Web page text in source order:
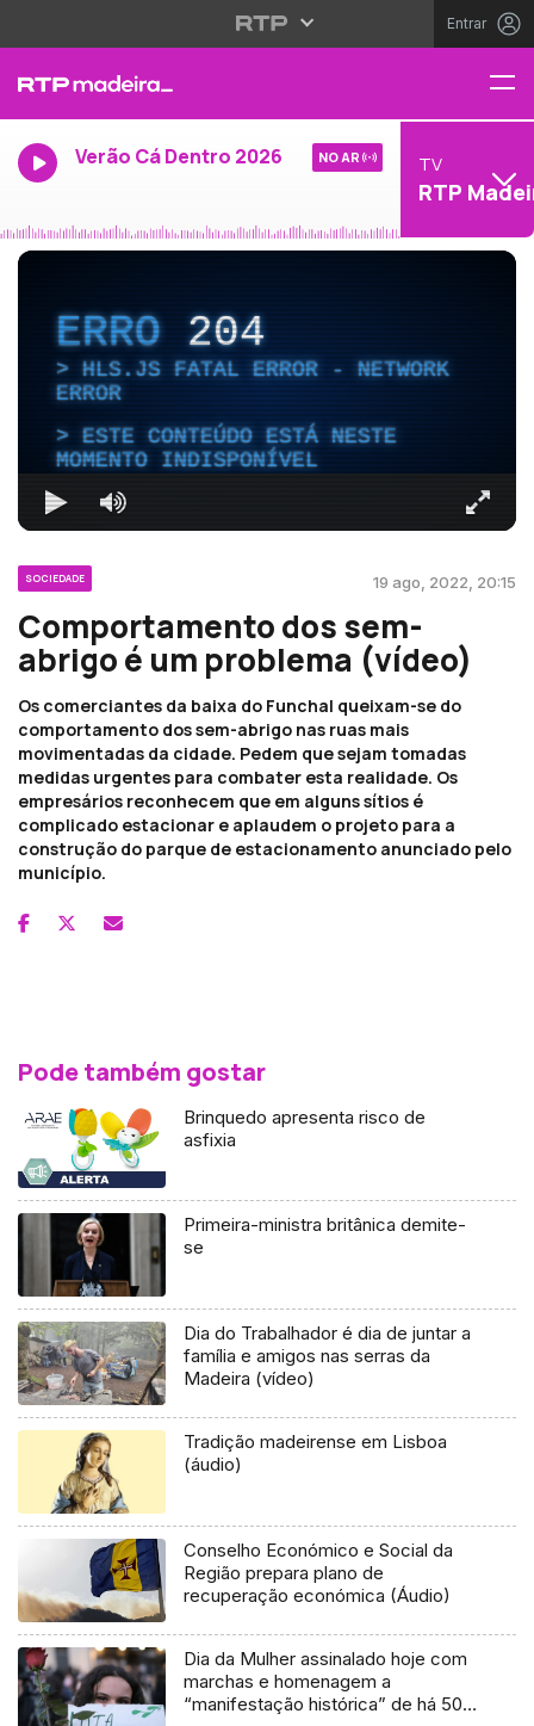
Entrar
Verão Cá Dentro 2026 NO AR TV
RTP
ERRO204
HLS.JS FATAL ERROR - NETWORK
ERROR
ESTE CONTEÚDO ESTÁ NESTE
MOMENTO INDISPONÍVEL
SOCIEDADE 19 ago, 2022, 20:15
Comportamento dos sem-
abrigo é um problema (vídeo)
Os comerciantes da baixa do Funchal queixam-se do
comportamento dos sem-abrigo nas ruas mais
movimentadas da cidade. Pedem que sejam tomadas
medidas urgentes para combater esta realidade. Os
empresários reconhecem que em alguns sítios é
complicado estacionar e aplaudem o projeto para a
construção do parque de estacionamento anunciado pelo
município.
Pode também gostar
Brinquedo apresenta risco de
asfixia
Primeira-ministra britânica demite-
se
Dia do Trabalhador é dia de juntar a
família e amigos nas serras da
Madeira (vídeo)
Tradição madeirense em Lisboa
(áudio)
Conselho Económico e Social da
Região prepara plano de
recuperação económica (Áudio)
Dia da Mulher assinalado hoje com
marchas e homenagem a
“manifestação histórica” de há 50